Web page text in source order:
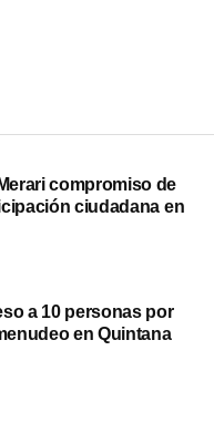
compromiso de
ciudadana en
a 10 personas por
en Quintana